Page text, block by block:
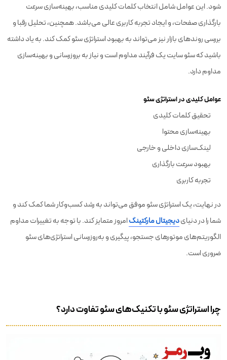
شود. این عوامل شامل انتخاب کلمات کلیدی مناسب، بهینه‌سازی سرعت
بارگذاری صفحات، و ایجاد تجربه کاربری عالی می‌باشد. همچنین، تحلیل رقبا و
بررسی روندهای بازار نیز می‌تواند به بهبود استراتژی سئو کمک کند. به یاد داشته
باشید که سئو سایت یک فرآیند مداوم است و نیاز به بروزرسانی و بهینه‌سازی
مداوم دارد.
عوامل کلیدی در استراتژی سئو
تحقیق کلمات کلیدی
بهینه‌سازی محتوا
لینک‌سازی داخلی و خارجی
بهبود سرعت بارگذاری
تجربه کاربری
در نهایت، یک استراتژی سئو موفق می‌تواند به رشد کسب‌وکار شما کمک کند و
شما را در دنیایدیجیتال مارکتینگامروز متمایز کند. با توجه به تغییرات مداوم
الگوریتم‌های موتورهای جستجو، پیگیری و به‌روزرسانی استراتژی‌های سئو
ضروری است.
چرا استراتژی سئو با تکنیک‌های سئو تفاوت دارد؟